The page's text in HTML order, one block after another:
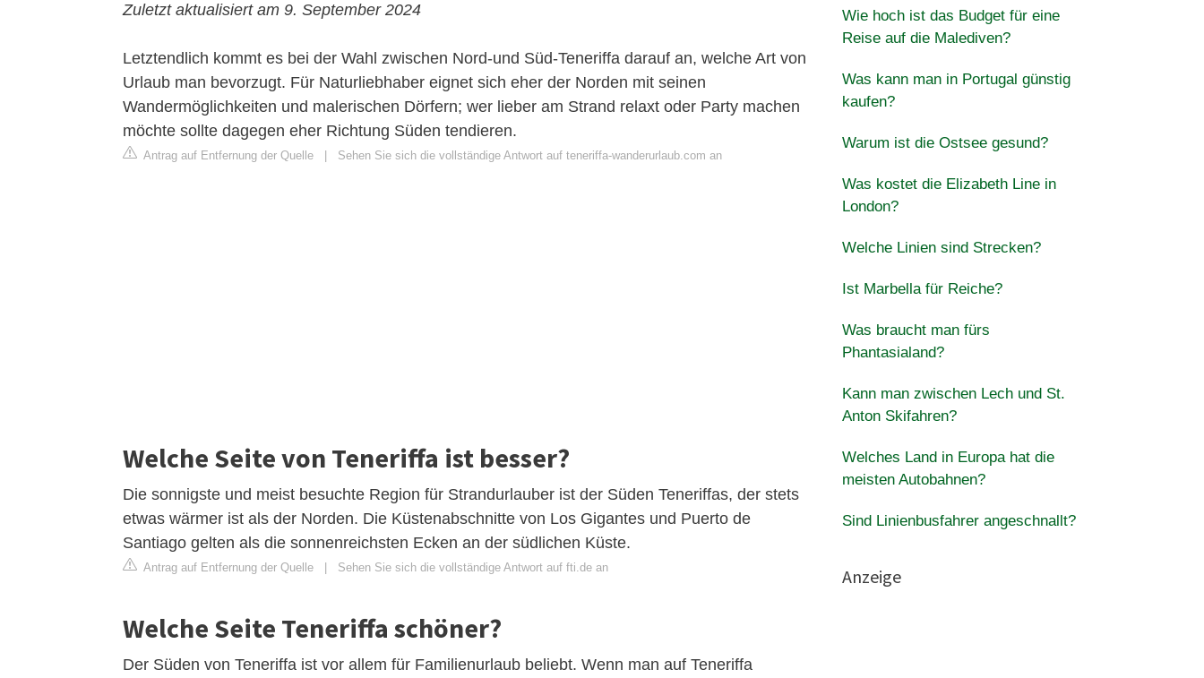
Zuletzt aktualisiert am 9. September 2024
Letztendlich kommt es bei der Wahl zwischen Nord-und Süd-Teneriffa darauf an, welche Art von
Urlaub man bevorzugt. Für Naturliebhaber eignet sich eher der Norden mit seinen
Wandermöglichkeiten und malerischen Dörfern; wer lieber am Strand relaxt oder Party machen
möchte sollte dagegen eher Richtung Süden tendieren.
Antrag auf Entfernung der Quelle Sehen Sie sich die vollständige Antwort auf teneriffa-wanderurlaub.com an
Welche Seite von Teneriffa ist besser?
Die sonnigste und meist besuchte Region für Strandurlauber ist der Süden Teneriffas, der stets
etwas wärmer ist als der Norden. Die Küstenabschnitte von Los Gigantes und Puerto de
Santiago gelten als die sonnenreichsten Ecken an der südlichen Küste.
Antrag auf Entfernung der Quelle Sehen Sie sich die vollständige Antwort auf fti.de an
Welche Seite Teneriffa schöner?
Der Süden von Teneriffa ist vor allem für Familienurlaub beliebt. Wenn man auf Teneriffa
Wie hoch ist das Budget für eine
Reise auf die Malediven?
Was kann man in Portugal günstig
kaufen?
Warum ist die Ostsee gesund?
Was kostet die Elizabeth Line in
London?
Welche Linien sind Strecken?
Ist Marbella für Reiche?
Was braucht man fürs
Phantasialand?
Kann man zwischen Lech und St.
Anton Skifahren?
Welches Land in Europa hat die
meisten Autobahnen?
Sind Linienbusfahrer angeschnallt?
Anzeige